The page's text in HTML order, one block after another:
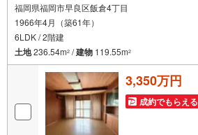
福岡県福岡市早良区飯倉4丁目
1966年4月（築61年）
6LDK / 2階建
土地236.54m2 /建物 119.55m2
3,350万円
成約でもらえる